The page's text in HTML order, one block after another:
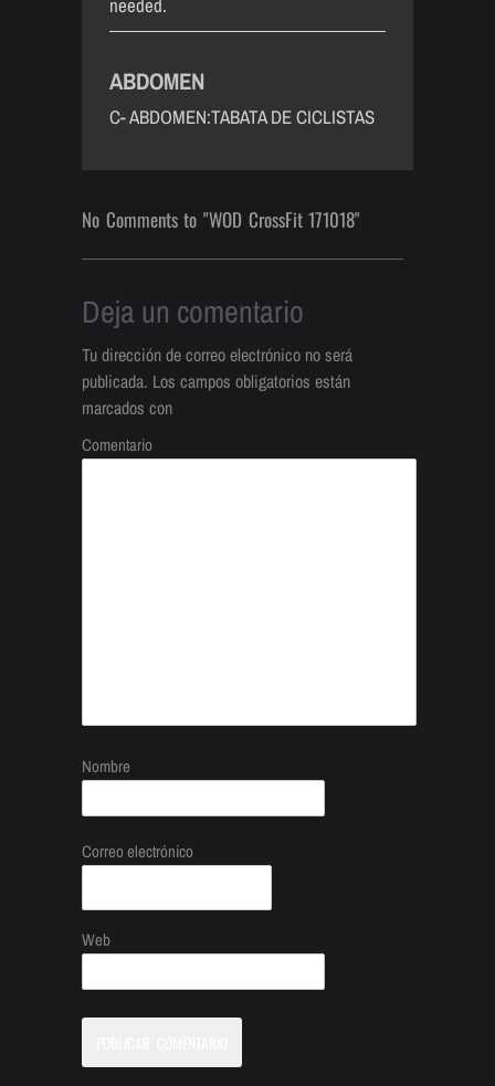
ABDOMEN
C- ABDOMEN:TABATA DE CICLISTAS
No Comments to "WOD CrossFit 171018"
Deja un comentario
Tu dirección de correo electrónico no será
publicada. Los campos obligatorios están
marcados con
Comentario
Nombre
Correo electrónico
Web